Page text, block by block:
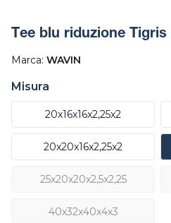
Tee blu riduzione Tigris
Marca: WAVIN
Misura
20x16x16x2,25x2
20x20x16x2,25x2
25x20x20x2,5x2,25
40x32x40x4x3